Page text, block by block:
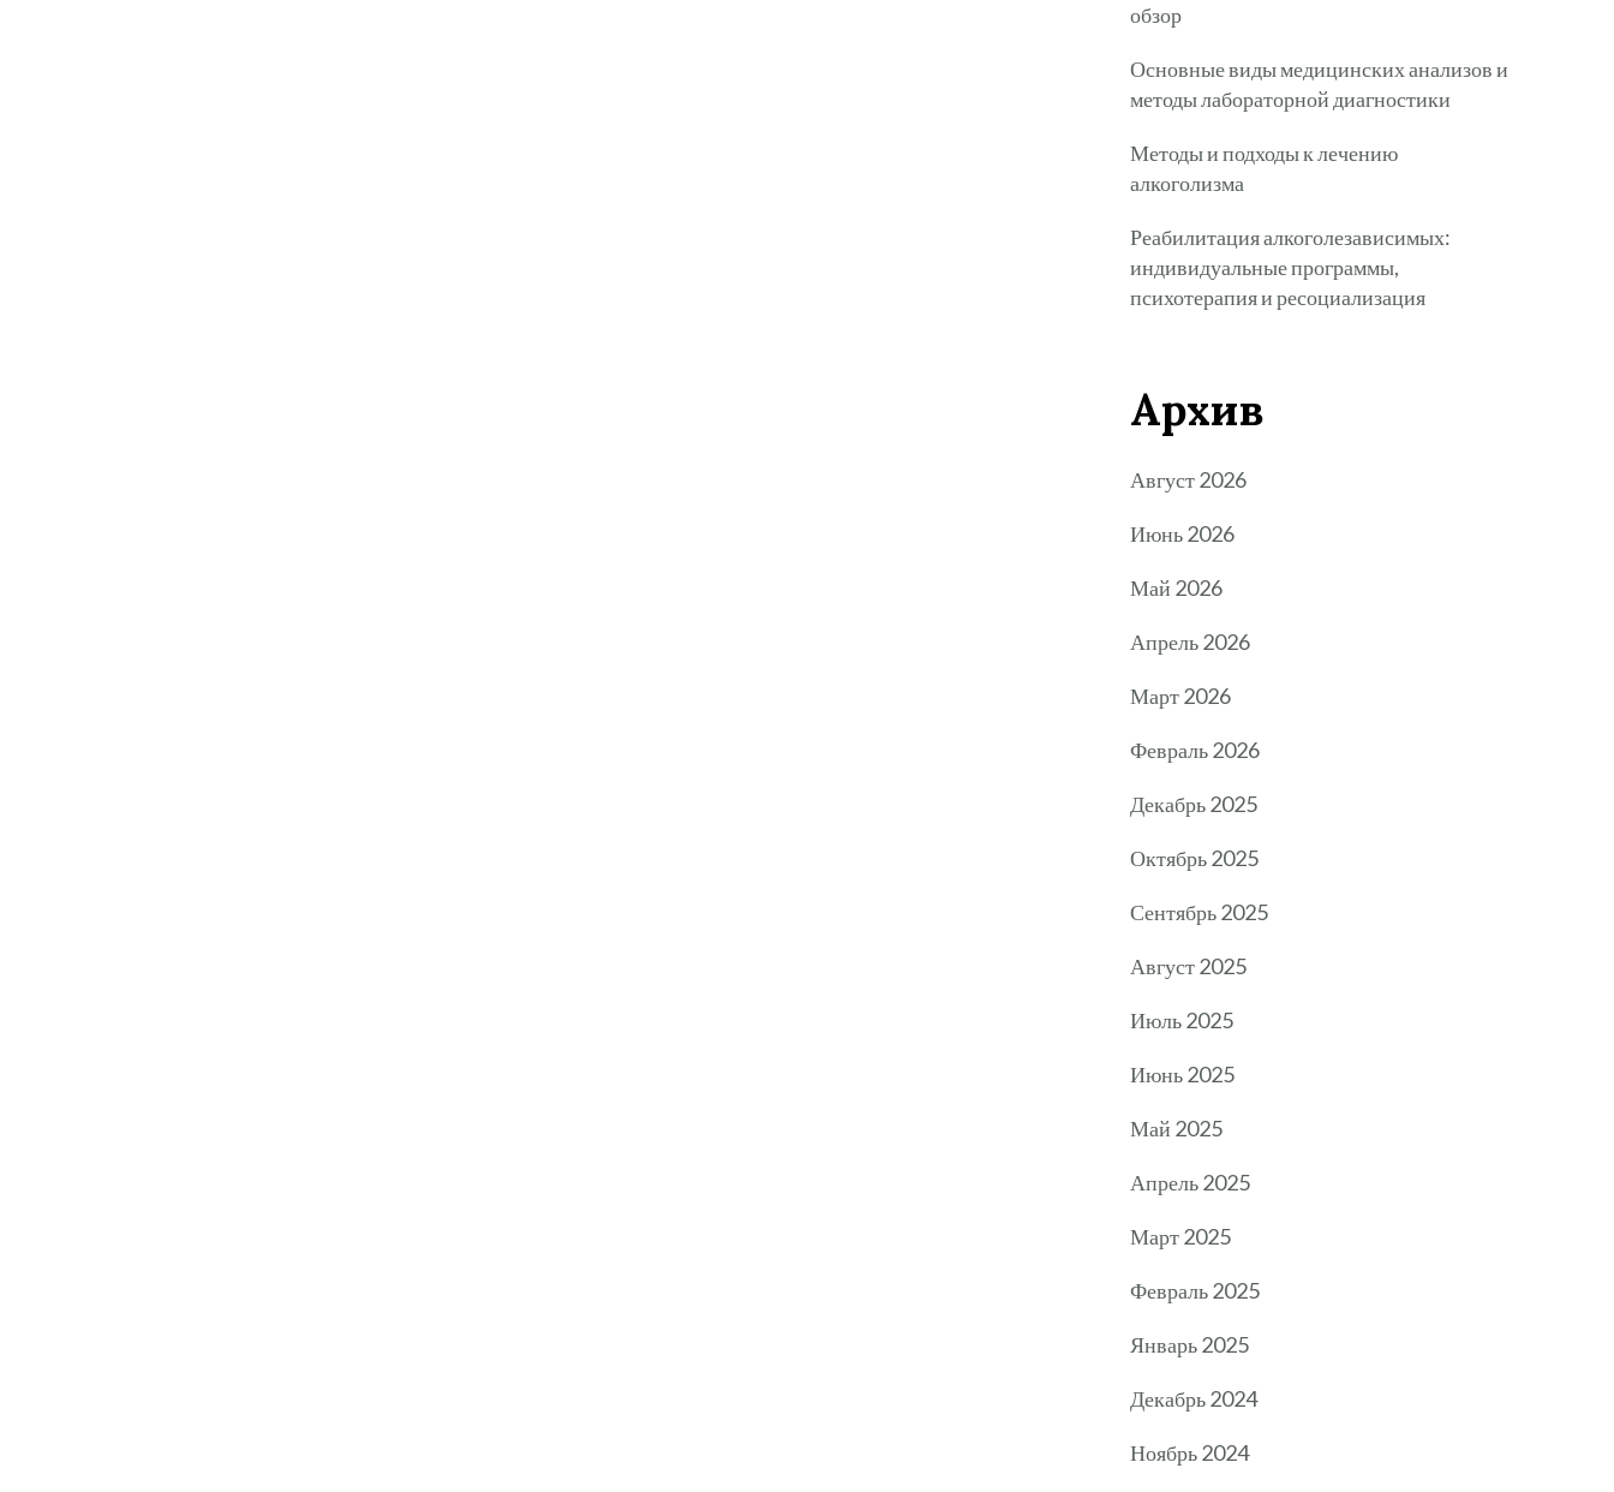
обзор
Основные виды медицинских анализов и
методы лабораторной диагностики
Методы и подходы к лечению
алкоголизма
Реабилитация алкоголезависимых:
индивидуальные программы,
психотерапия и ресоциализация
Архив
Август 2026
Июнь 2026
Май 2026
Апрель 2026
Март 2026
Февраль 2026
Декабрь 2025
Октябрь 2025
Сентябрь 2025
Август 2025
Июль 2025
Июнь 2025
Май 2025
Апрель 2025
Март 2025
Февраль 2025
Январь 2025
Декабрь 2024
Ноябрь 2024